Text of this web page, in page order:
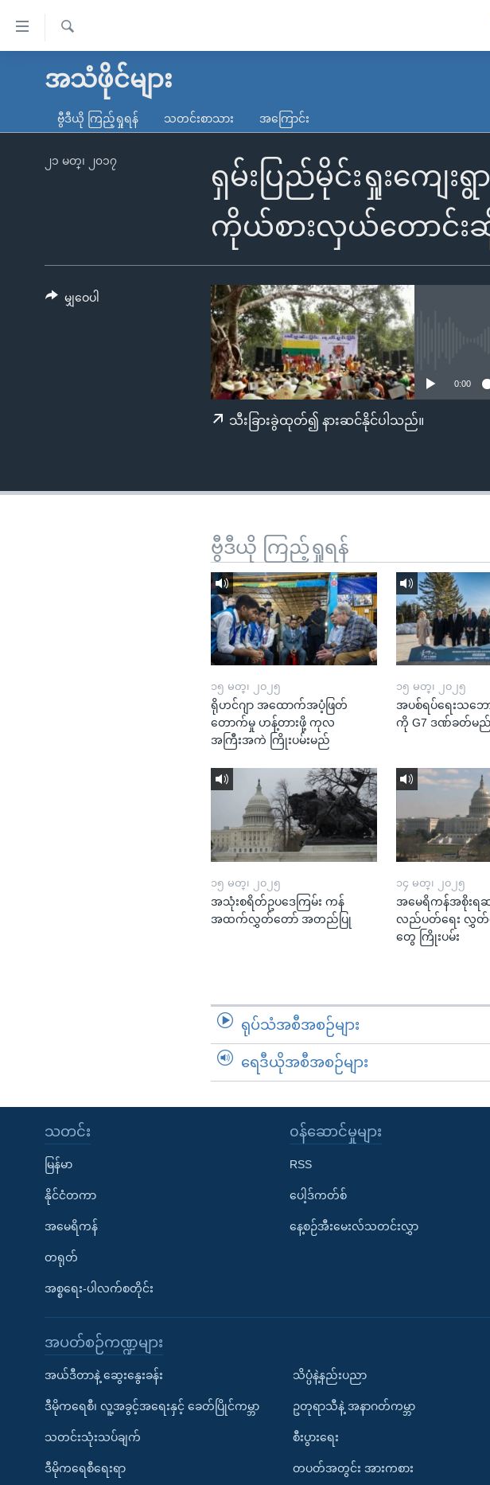
လွယ်ကူ
သည့်
ရန်
မူလစာမျက်နှာ
ကမ္ဘာ့သတင်းများ
နိုင်ငံတကာ
မကြေးမုံရဲ့ အင်္ဂလိပ်စာ
ရေဒီယို
ရေဒီယိုနှင့်ရုပ်သံ အချက်အလက်များ
ရ
အသံဖိုင်များ
ဗွီဒီယို ကြည့်ရှုရန် သတင်းစာသား အကြောင်း
ရှမ်းပြည်မိုင်းရှုးကျေး
ကိုယ်စားလှယ်တောင်း
၂၁ မတ္၊ ၂၀၁၇
0:00
သီးခြားခွဲထုတ်၍ နားဆင်နိုင်ပါသည်။
မျှဝေပါ
ဗွီဒီယို ကြည့်ရှုရန်
၁၅ မတ္၊ ၂၀၂၅
ရိုဟင်ဂျာ အထောက်အပံ့ဖြတ်
တောက်မှု ဟန့်တားဖို့ ကုလ
အကြီးအကဲ ကြိုးပမ်းမည်
၁၅ မတ္၊ ၂၀၂၅
အပစ်ရပ်ရေးသဘေ
ကို G7 ဒဏ်ခတ်မည်
၁၅ မတ္၊ ၂၀၂၅
အသုံးစရိတ်ဥပဒေကြမ်း ကန်
အထက်လွှတ်တော် အတည်ပြု
၁၄ မတ္၊ ၂၀၂၅
အမေရိကန်အစိုး
လည်ပတ်ရေး လွှ
တွေ ကြိုးပမ်း
ရုပ်သံအစီအစဉ်များ
ရေဒီယိုအစီအစဉ်များ
သတင်း
မြန်မာ
နိုင်ငံတကာ
အမေရိကန်
တရုတ်
အစ္စရေး-ပါလက်စတိုင်း
၀န်ဆောင်မှုများ
RSS
ပေါ့ဒ်ကတ်စ်
နေ့စဉ်အီးမေးလ်သတင်းလွှာ
အပတ်စဉ်ကဏ္ဍများ
အယ်ဒီတာနဲ့ ဆွေးနွေးခန်း
ဒီမိုကရေစီ၊ လူ့အခွင့်အရေးနှင့် ခေတ်ပြိုင်ကမ္ဘာ
သတင်းသုံးသပ်ချက်
ဒီမိုကရေစီရေးရာ
သိပ္ပံနဲ့နည်းပညာ
ဥတုရာသီနဲ့ အနာဂတ်ကမ္ဘာ
စီးပွားရေး
တပတ်အတွင်း အားကစား